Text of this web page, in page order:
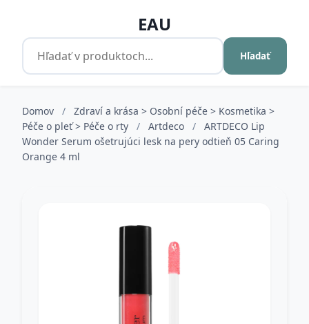
EAU
Hľadať
Domov /
Zdraví a krása > Osobní péče > Kosmetika >
Péče o pleť > Péče o rty
/ Artdeco /
ARTDECO Lip
Wonder Serum ošetrujúci lesk na pery odtieň 05 Caring
Orange 4 ml